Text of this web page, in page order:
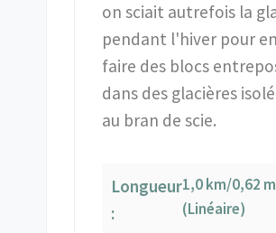
on sciait autrefois la
pendant l'hiver pour en
faire des blocs
dans des glacières
au bran de scie.
Longueur
:
1,0 km/0,62
(Linéaire)